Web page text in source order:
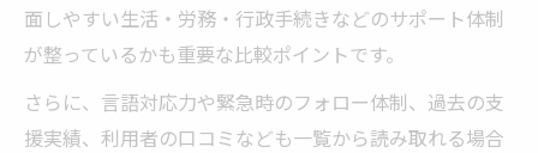
面しやすい生活・労務・行政手続きなどのサポート体制
が整っているかも重要な比較ポイントです。
さらに、言語対応力や緊急時のフォロー体制、過去の支
援実績、利用者の口コミなども一覧から読み取れる場合